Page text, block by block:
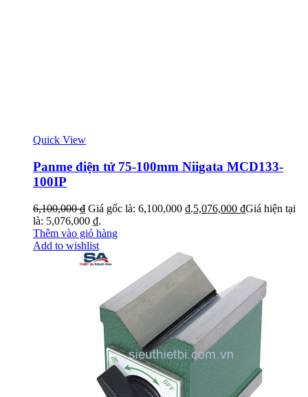
Quick View
Panme điện tử 75-100mm Niigata MCD133-
100IP
6,100,000₫ Giá gốc là: 6,100,000 ₫.5,076,000 ₫Giá hiện tại
là: 5,076,000 ₫.
Thêm vào giỏ hàng
Add to wishlist